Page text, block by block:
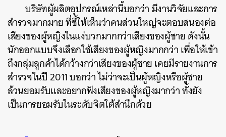
บริษัทผู้ผลิตอุปกรณ์เหล่านี้บอกว่า มีงานวิจัยและการ
สำรวจมากมาย ที่ชี้ให้เห็นว่าคนส่วนใหญ่จะตอบสนองต่อ
เสียงของผู้หญิงในแง่บวกมากกว่าเสียงของผู้ชาย ดังนั้น
นักออกแบบจึงเลือกใช้เสียงของผู้หญิงมากกว่า เพื่อให้เข้า
ถึงกลุ่มลูกค้าได้กว้างกว่าเสียงของผู้ชาย เคยมีรายงานการ
สำรวจในปี 2011 บอกว่า ไม่ว่าจะเป็นผู้หญิงหรือผู้ชาย
ล้วนยอมรับและอยากฟังเสียงของผู้หญิงมากว่า ทั้งยัง
เป็นการยอมรับในระดับจิตใต้สำนึกด้วย